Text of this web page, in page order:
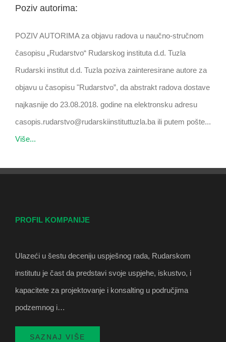
Poziv autorima:
POZIV AUTORIMA za objavu radova u naučno-stručnom
časopisu „Rudarstvo“ Rudarskog instituta d.d. Tuzla
Rudarski institut d.d. Tuzla poziva zainteresirane autore za
objavu u časopisu "Rudarstvo”, da abstrakt radova dostave
najkasnije do 23.08.2018. godine na elektronsku adresu
casopis.rudarstvo@rudarskiinstituttuzla.ba ili putem pošte...
Više...
PROFIL KOMPANIJE
Ulazeći u šestu deceniju uspješnog rada, Rudarskom
institutu je čast da predstavi svoje uspjehe, iskustvo, i
kapacitete za projektovanje i konsalting u područjima
podzemnog i…
SAZNAJ VIŠE